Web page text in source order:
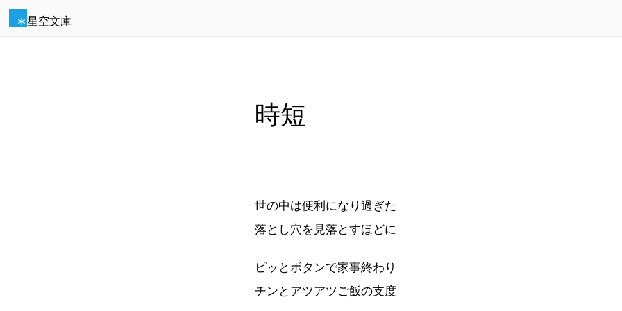
星空文庫
時短
世の中は便利になり過ぎた
落とし穴を見落とすほどに
ピッとボタンで家事終わり
チンとアツアツご飯の支度